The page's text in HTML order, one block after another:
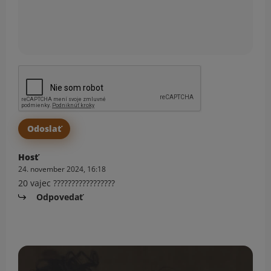
Hosť
24. november 2024, 16:18
20 vajec ?????????????????
Odpovedať